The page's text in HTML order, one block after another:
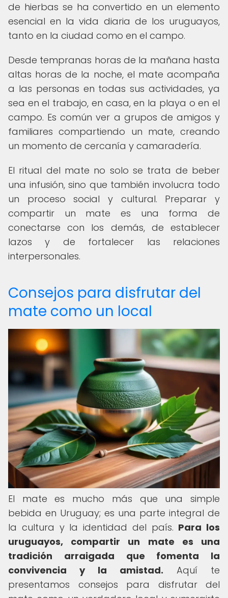
de hierbas se ha convertido en un elemento
esencial en la vida diaria de los uruguayos,
tanto en la ciudad como en el campo.
Desde tempranas horas de la mañana hasta
altas horas de la noche, el mate acompaña
a las personas en todas sus actividades, ya
sea en el trabajo, en casa, en la playa o en el
campo. Es común ver a grupos de amigos y
familiares compartiendo un mate, creando
un momento de cercanía y camaradería.
El ritual del mate no solo se trata de beber
una infusión, sino que también involucra todo
un proceso social y cultural. Preparar y
compartir un mate es una forma de
conectarse con los demás, de establecer
lazos y de fortalecer las relaciones
interpersonales.
Consejos para disfrutar del
mate como un local
El mate es mucho más que una simple
bebida en Uruguay; es una parte integral de
la cultura y la identidad del país. Para los
uruguayos, compartir un mate es una
tradición arraigada que fomenta la
convivencia y la amistad. Aquí te
presentamos consejos para disfrutar del